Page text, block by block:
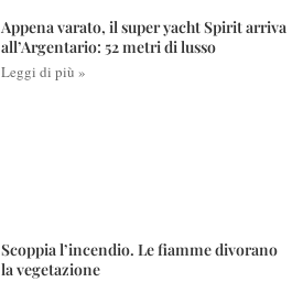
Appena varato, il super yacht Spirit arriva
all’Argentario: 52 metri di lusso
Leggi di più »
Scoppia l’incendio. Le fiamme divorano
la vegetazione